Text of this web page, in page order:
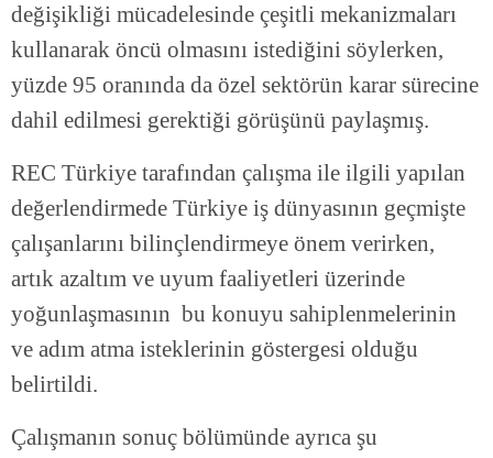
değişikliği mücadelesinde çeşitli mekanizmaları
kullanarak öncü olmasını istediğini söylerken,
yüzde 95 oranında da özel sektörün karar sürecine
dahil edilmesi gerektiği görüşünü paylaşmış.
REC Türkiye tarafından çalışma ile ilgili yapılan
değerlendirmede Türkiye iş dünyasının geçmişte
çalışanlarını bilinçlendirmeye önem verirken,
artık azaltım ve uyum faaliyetleri üzerinde
yoğunlaşmasının bu konuyu sahiplenmelerinin
ve adım atma isteklerinin göstergesi olduğu
belirtildi.
Çalışmanın sonuç bölümünde ayrıca şu